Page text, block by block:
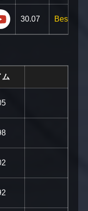
https://youtu.be/
30.07 Best!!
ム
l-